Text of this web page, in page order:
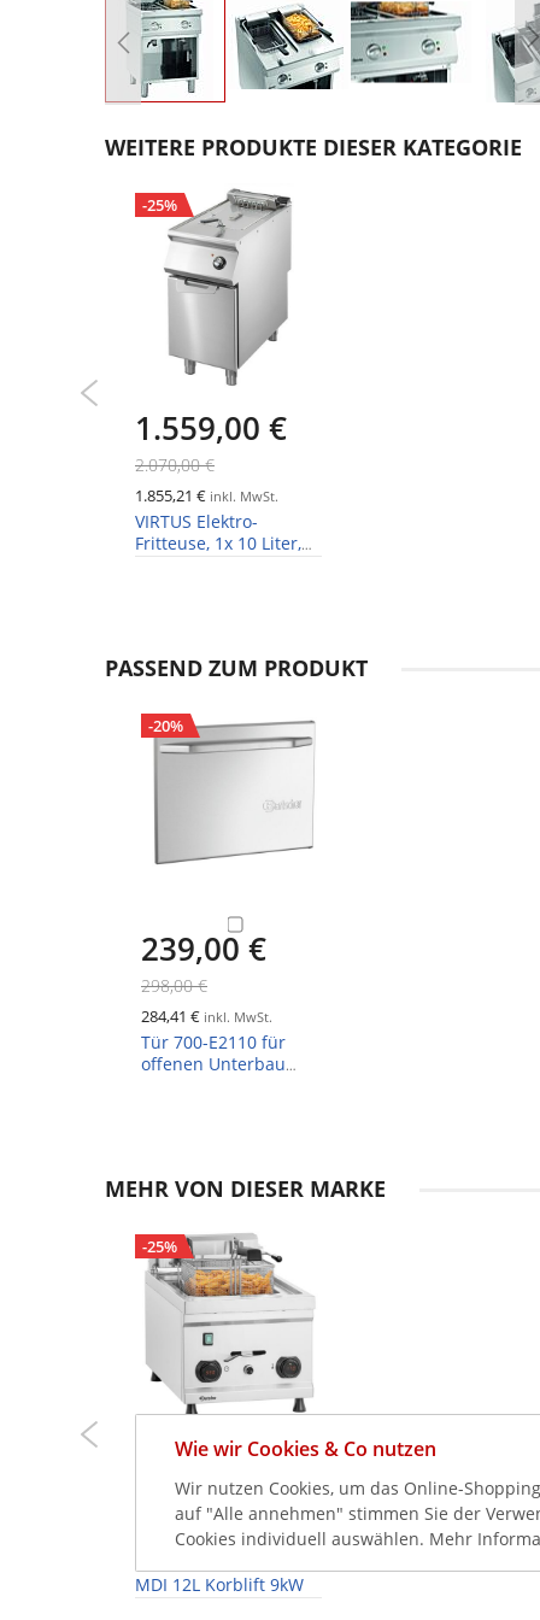
Anfang
Bildgalerie
springen
WEITERE PRODUKTE DIESER KATEGORIE
-25%
1.559,00 €
2.070,00 €
1.855,21 € inkl. MwSt.
VIRTUS Elektro-
Fritteuse, 1x 10 Liter,
PASSEND ZUM PRODUKT
-20%
239,00 €
298,00 €
284,41 € inkl. MwSt.
Tür 700-E2110 für
offenen Unterbau
MEHR VON DIESER MARKE
-25%
1.199,00 €
1.598,00 €
1.426,81 €inkl. MwSt.
MDI 12L Korblift 9kW
Wie wir Cookies & Co nutzen
Wir nutzen Cookies, um das Online-
auf "Alle annehmen" stimmen Sie der
Cookies individuell auswählen. Mehr